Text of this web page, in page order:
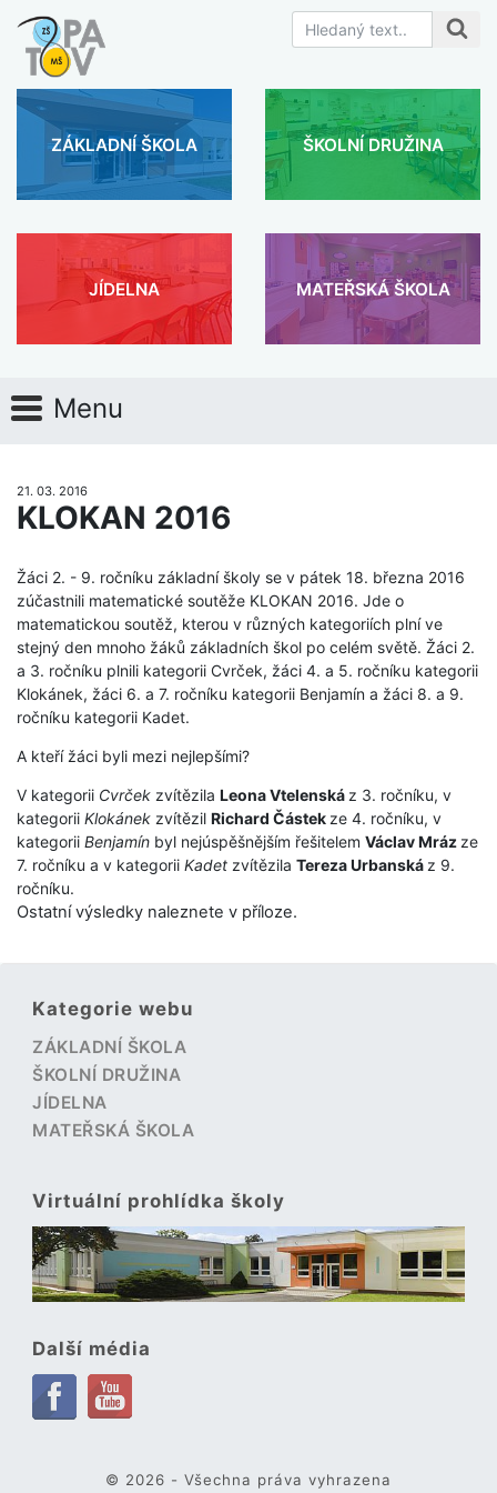
ZÁKLADNÍ ŠKOLA ŠKOLNÍ DRUŽINA
JÍDELNA MATEŘSKÁ ŠKOLA
Menu
21. 03. 2016
KLOKAN 2016
Žáci 2. - 9. ročníku základní školy se v pátek 18. března 2016
zúčastnili matematické soutěže KLOKAN 2016. Jde o
matematickou soutěž, kterou v různých kategoriích plní ve
stejný den mnoho žáků základních škol po celém světě. Žáci 2.
a 3. ročníku plnili kategorii Cvrček, žáci 4. a 5. ročníku kategorii
Klokánek, žáci 6. a 7. ročníku kategorii Benjamín a žáci 8. a 9.
ročníku kategorii Kadet.
A kteří žáci byli mezi nejlepšími?
V kategorii Cvrček zvítězila Leona Vtelenská z 3. ročníku, v
kategorii Klokánek zvítězil Richard Částek ze 4. ročníku, v
kategorii Benjamín byl nejúspěšnějším řešitelem Václav Mráz ze
7. ročníku a v kategorii Kadet zvítězila Tereza Urbanská z 9.
ročníku.
Ostatní výsledky naleznete v příloze.
Kategorie webu
ZÁKLADNÍ ŠKOLA
ŠKOLNÍ DRUŽINA
JÍDELNA
MATEŘSKÁ ŠKOLA
Virtuální prohlídka školy
Další média
© 2026 - Všechna práva vyhrazena